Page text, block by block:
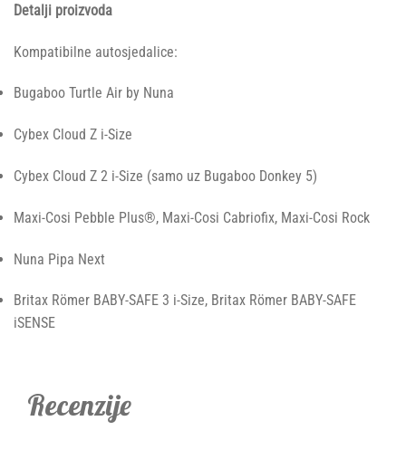
Detalji proizvoda
Kompatibilne autosjedalice:
Bugaboo Turtle Air by Nuna
Cybex Cloud Z i-Size
Cybex Cloud Z 2 i-Size (samo uz Bugaboo Donkey 5)
Maxi-Cosi Pebble Plus®, Maxi-Cosi Cabriofix, Maxi-Cosi Rock
Nuna Pipa Next
Britax Römer BABY-SAFE 3 i-Size, Britax Römer BABY-SAFE
iSENSE
Recenzije